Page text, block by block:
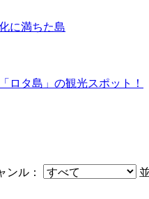
に満ちた島
ロタ島」の観光スポット！
ンル：